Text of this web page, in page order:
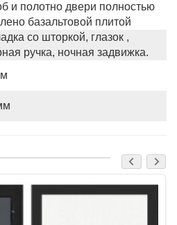
и полотно двери полностью
базальтовой плитой
со шторкой, глазок ,
ручка, ночная задвижка.